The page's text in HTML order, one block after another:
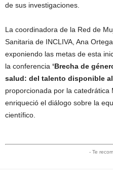
de sus investigaciones.
La coordinadora de la Red de
Sanitaria de INCLIVA, Ana
exponiendo las metas de esta
la conferencia ‘Brecha de
salud: del talento disponible
proporcionada por la
enriqueció el diálogo sobre la
científico.
- Te